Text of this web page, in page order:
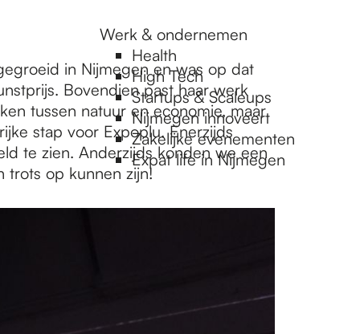
Werk & ondernemen
Health
High Tech
Startups & Scaleups
Nijmegen innoveert
Zakelijke evenementen
Expat life in Nijmegen
in Nijmegen en was op dat
Bovendien past haar werk
tussen natuur en economie, maar
stap voor Expoplu. Enerzijds
te zien. Anderzijds konden we een
trots op kunnen zijn!